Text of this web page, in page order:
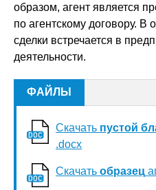
образом, агент является
по агентскому договору. В
сделки встречается в
деятельности.
ФАЙЛЫ
Скачать пустой
.docx
Скачать образец